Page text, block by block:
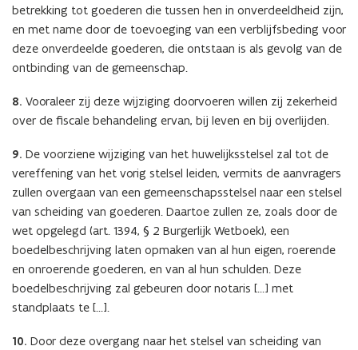
betrekking tot goederen die tussen hen in onverdeeldheid zijn,
en met name door de toevoeging van een verblijfsbeding voor
deze onverdeelde goederen, die ontstaan is als gevolg van de
ontbinding van de gemeenschap.
8. Vooraleer zij deze wijziging doorvoeren willen zij zekerheid
over de fiscale behandeling ervan, bij leven en bij overlijden.
9. De voorziene wijziging van het huwelijksstelsel zal tot de
vereffening van het vorig stelsel leiden, vermits de aanvragers
zullen overgaan van een gemeenschapsstelsel naar een stelsel
van scheiding van goederen. Daartoe zullen ze, zoals door de
wet opgelegd (art. 1394, § 2 Burgerlijk Wetboek), een
boedelbeschrijving laten opmaken van al hun eigen, roerende
en onroerende goederen, en van al hun schulden. Deze
boedelbeschrijving zal gebeuren door notaris […] met
standplaats te […].
10. Door deze overgang naar het stelsel van scheiding van